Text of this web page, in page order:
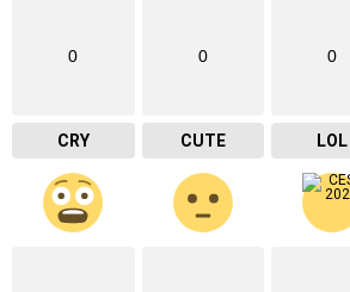
0
CRY
0
CUTE
0
LOL